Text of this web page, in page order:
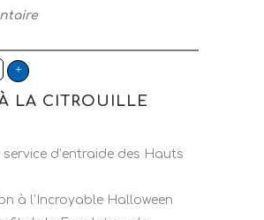
LA CITROUILLE
d’entraide des Hauts
à l’Incroyable Halloween